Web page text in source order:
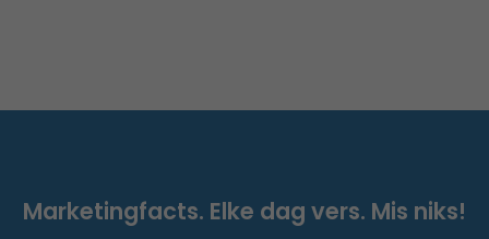
Marketingfacts. Elke dag vers. Mis niks!